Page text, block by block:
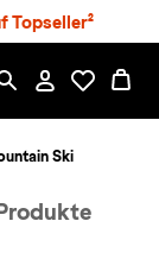
Topseller²
Ski